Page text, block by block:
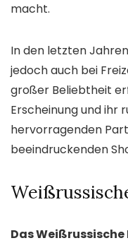
macht.
In den letzten
jedoch auch bei
großer Beliebtheit
Erscheinung und ihr
hervorragenden
beeindruckenden
Das